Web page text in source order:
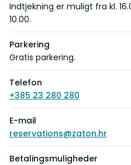
Indtjekning er muligt fra kl.
10.00.
Parkering
Gratis parkering.
Telefon
+385 23 280 280
E-mail
reservations@zaton.hr
Betalingsmuligheder